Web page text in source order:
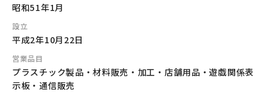
昭和51年1月
設立
平成2年10月22日
営業品目
プラスチック製品・材料販売・加工・店舗用品・遊戯関係表
示板・通信販売